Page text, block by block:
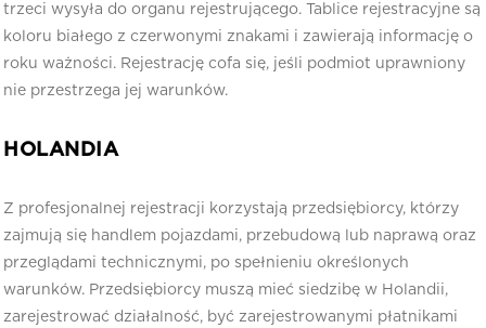
trzeci wysyła do organu rejestrującego. Tablice rejestracyjne są
koloru białego z czerwonymi znakami i zawierają informację o
roku ważności. Rejestrację cofa się, jeśli podmiot uprawniony
nie przestrzega jej warunków.
HOLANDIA
Z profesjonalnej rejestracji korzystają przedsiębiorcy, którzy
zajmują się handlem pojazdami, przebudową lub naprawą oraz
przeglądami technicznymi, po spełnieniu określonych
warunków. Przedsiębiorcy muszą mieć siedzibę w Holandii,
zarejestrować działalność, być zarejestrowanymi płatnikami